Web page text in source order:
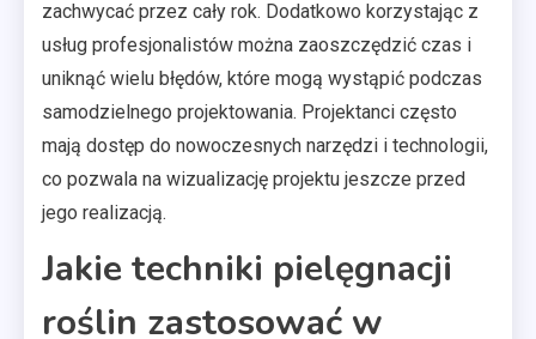
zachwycać przez cały rok. Dodatkowo korzystając z
usług profesjonalistów można zaoszczędzić czas i
uniknąć wielu błędów, które mogą wystąpić podczas
samodzielnego projektowania. Projektanci często
mają dostęp do nowoczesnych narzędzi i technologii,
co pozwala na wizualizację projektu jeszcze przed
jego realizacją.
Jakie techniki pielęgnacji
roślin zastosować w